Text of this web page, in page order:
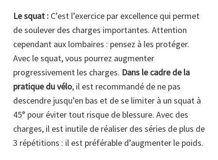
Le squat : C’est l’exercice par excellence qui permet
de soulever des charges importantes. Attention
cependant aux lombaires : pensez à les protéger.
Avec le squat, vous pourrez augmenter
progressivement les charges. Dans le cadre de la
pratique du vélo, il est recommandé de ne pas
descendre jusqu’en bas et de se limiter à un squat à
45° pour éviter tout risque de blessure. Avec des
charges, il est inutile de réaliser des séries de plus de
3 répétitions : il est préférable d’augmenter le poids.